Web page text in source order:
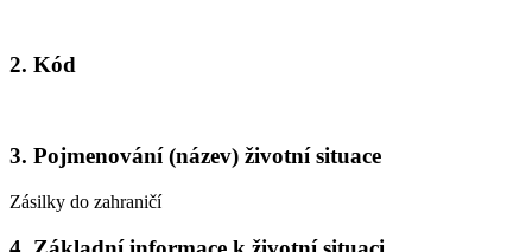
2. Kód
3. Pojmenování (název) životní situace
Zásilky do zahraničí